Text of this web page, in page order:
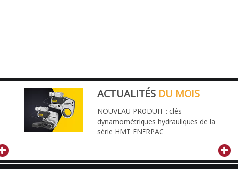
ACTUALITÉS DU MOIS
NOUVEAU PRODUIT : clés
dynamométriques hydrauliques de la
série HMT ENERPAC